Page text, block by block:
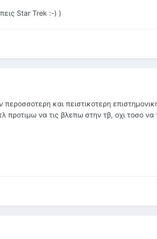
Star Trek :-) )
και πειστικοτερη
προτιμω να τις βλεπω στην τβ, οχι τοσο να